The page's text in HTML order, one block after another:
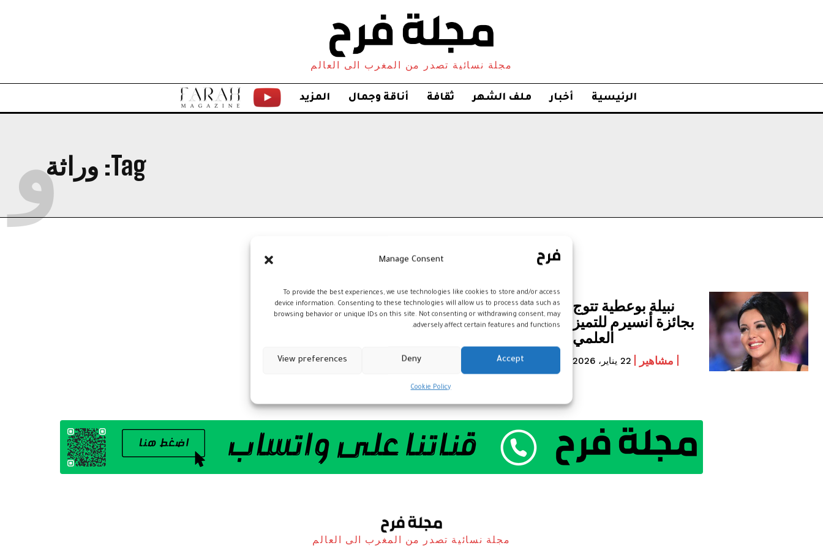
Manage Consent
To provide the best experiences, we use technologies like cookies to store and/or access
device information. Consenting to these technologies will allow us to process data such as
browsing behavior or unique IDs on this site. Not consenting or withdrawing consent, may
adversely affect certain features and functions.
Accept
Deny
View preferences
Cookie Policy
مجلة نسائية تصدر من المغرب الى العالم
الرئيسية أخبار ملف الشهر ثقافة أناقة وجمال المزيد
H
N
E
Tag: وراثةو
نبيلة بوعطية تتوج
بجائزة أنسيرم للتميز
العلمي
مشاهير 22 يناير، 2026
مجلة نسائية تصدر من المغرب الى العالم